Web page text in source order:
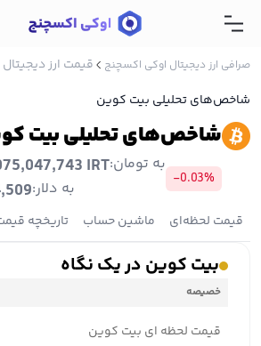
صرافی ارز دیجیتال اوکی اکسچنج قیمت ارز دیجیتال
شاخص‌های تحلیلی بیت کوین
شاخص‌های تحلیلی بیت
-0.03%
به تومان:IRT
به دلار:
قیمت لحظه‌ای ماشین حساب تاریخچه
بیت کوین در یک نگاه
خصیصه
قیمت لحظه ای بیت کوین